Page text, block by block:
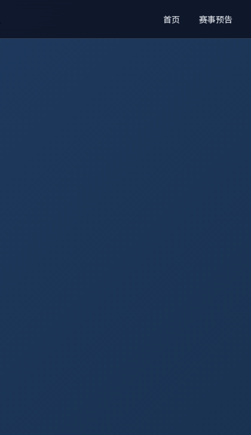
首页 赛事预告